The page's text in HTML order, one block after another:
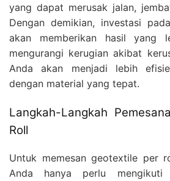
yang dapat merusak jalan,
Dengan demikian, investasi
akan memberikan hasil yang
mengurangi kerugian akibat
Anda akan menjadi lebih
dengan material yang tepat.
Langkah-Langkah
Roll
Untuk memesan geotextile per
Anda hanya perlu mengikuti